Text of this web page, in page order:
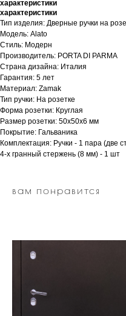
характеристики
характеристики
Тип изделия: Дверные ручки на
Модель: Alato
Стиль: Модерн
Производитель: PORTA DI PARMA
Страна дизайна: Италия
Гарантия: 5 лет
Материал: Zamak
Тип ручки: На розетке
Форма розетки: Круглая
Размер розетки: 50x50x6 мм
Покрытие: Гальваника
Комплектация: Ручки - 1 пара (две
4-х гранный стержень (8 мм) - 1 шт
вам понравится
двери.23
наши работы